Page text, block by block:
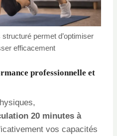
permet d’optimiser
efficacement
professionnelle et
20 minutes à
vos capacités